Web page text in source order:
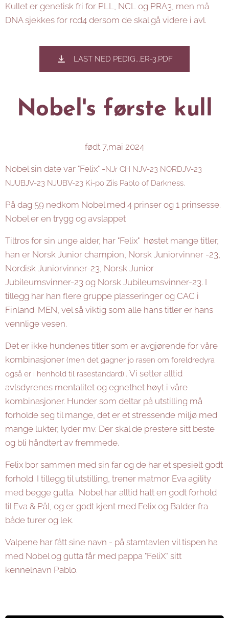
Kullet er genetisk fri for PLL, NCL og PRA3, men må
DNA sjekkes for rcd4 dersom de skal gå videre i avl.
LAST NED PEDIG...ER-3.PDF
Nobel's første kull
født 7,mai 2024
Nobel sin date var "Felix" -NJr CH NJV-23 NORDJV-23
NJUBJV-23 NJUBV-23 Ki-po Ziis Pablo of Darkness.
På dag 59 nedkom Nobel med 4 prinser og 1 prinsesse.
Nobel er en trygg og avslappet
Tiltros for sin unge alder, har "Felix" høstet mange titler,
han er Norsk Junior champion, Norsk Juniorvinner -23,
Nordisk Juniorvinner-23, Norsk Junior
Jubileumsvinner-23 og Norsk Jubileumsvinner-23. I
tillegg har han flere gruppe plasseringer og CAC i
Finland. MEN, vel så viktig som alle hans titler er hans
vennlige vesen.
Det er ikke hundenes titler som er avgjørende for våre
kombinasjoner (men det gagner jo rasen om foreldredyra
også er i henhold til rasestandard).. Vi setter alltid
avlsdyrenes mentalitet og egnethet høyt i våre
kombinasjoner. Hunder som deltar på utstilling må
forholde seg til mange, det er et stressende miljø med
mange lukter, lyder mv. Der skal de prestere sitt beste
og bli håndtert av fremmede.
Felix bor sammen med sin far og de har et spesielt godt
forhold. I tillegg til utstilling, trener matmor Eva agility
med begge gutta. Nobel har alltid hatt en godt forhold
til Eva & Pål, og er godt kjent med Felix og Balder fra
både turer og lek.
Valpene har fått sine navn - på stamtavlen vil tispen ha
med Nobel og gutta får med pappa "FeliX" sitt
kennelnavn Pablo.